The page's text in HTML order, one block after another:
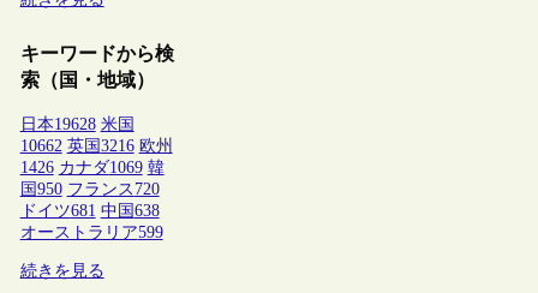
キーワードから検
索（国・地域）
日本19628 米国
10662 英国3216 欧州
1426 カナダ1069 韓
国950 フランス 720
ドイツ681 中国638
オーストラリア599
続きを見る